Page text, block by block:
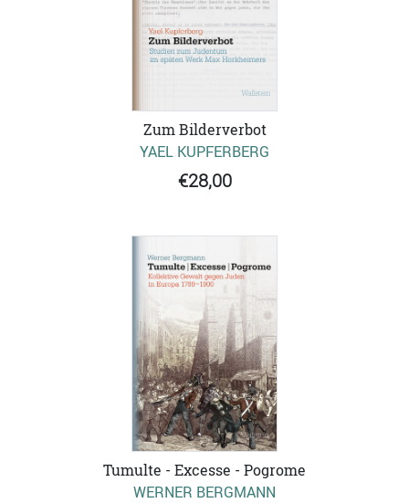
Zum Bilderverbot
YAEL KUPFERBERG
€28,00
Tumulte - Excesse - Pogrome
WERNER BERGMANN